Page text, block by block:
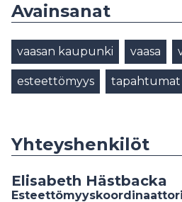
Avainsanat
vaasan kaupunki vaasa
esteettömyys tapahtumat
Yhteyshenkilöt
Elisabeth Hästbacka
Esteettömyyskoordinaattori